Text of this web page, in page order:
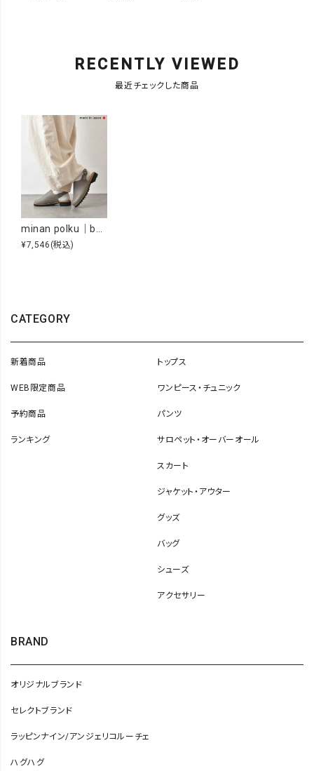
RECENTLY VIEWED
最近チェックした商品
¥7,546 (税込)
CATEGORY
新着商品
WEB限定商品
予約商品
ランキング
トップス
ワンピース・チュニック
パンツ
サロペット・オーバーオール
スカート
ジャケット・アウター
グッズ
バッグ
シューズ
アクセサリー
BRAND
オリジナルブランド
セレクトブランド
ラッピンナイン/アンジェリコルーチェ
ハグハグ